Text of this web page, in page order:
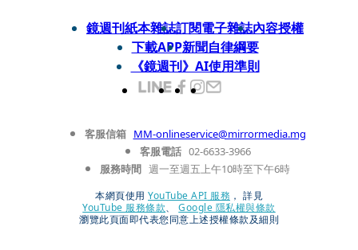
鏡週刊紙本雜誌訂閱電子雜誌內容授權
下載APP新聞自律綱要
《鏡週刊》AI使用準則
客服信箱 MM-onlineservice@mirrormedia.mg
客服電話 02-6633-3966
服務時間 週一至週五上午10時至下午6時
本網頁使用 YouTube API 服務 ， 詳見
YouTube 服務條款、
Google 隱私權與條款
瀏覽此頁面即代表您同意上述授權條款及細則